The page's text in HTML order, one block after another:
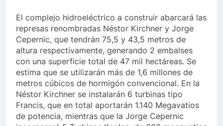
El complejo hidroeléctrico a construir abarcará las
represas renombradas Néstor Kirchner y Jorge
Cepernic, que tendrán 75,5 y 43,5 metros de
altura respectivamente, generando 2 embalses
con una superficie total de 47 mil hectáreas. Se
estima que se utilizarán más de 1,6 millones de
metros cúbicos de hormigón convencional. En la
Néstor Kirchner se instalarán 6 turbinas tipo
Francis, que en total aportarán 1.140 Megavatios
de potencia, mientras que la Jorge Cepernic